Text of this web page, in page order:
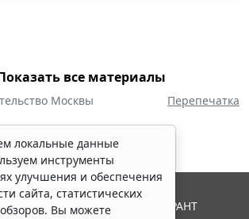
все материалы
Москвы Перепечатка
локальные данные
инструменты
улучшения и обеспечения
сайта, статистических
Вы можете
СЕРВИС", 2026. Система ГАРАНТ